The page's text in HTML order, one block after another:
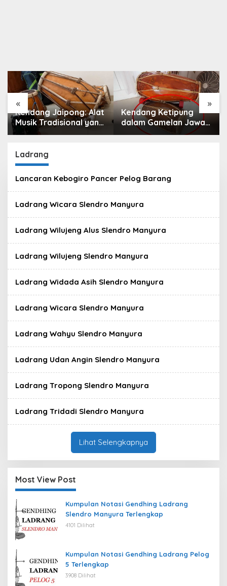
« »
Kendang Jaipong: Alat
Musik Tradisional yang
Memeriahkan Tari
Kendang Ketipung
dalam Gamelan Jawa:
Peran, Fungsi, dan
Ladrang
Lancaran Kebogiro Pancer Pelog Barang
Ladrang Wicara Slendro Manyura
Ladrang Wilujeng Alus Slendro Manyura
Ladrang Wilujeng Slendro Manyura
Ladrang Widada Asih Slendro Manyura
Ladrang Wicara Slendro Manyura
Ladrang Wahyu Slendro Manyura
Ladrang Udan Angin Slendro Manyura
Ladrang Tropong Slendro Manyura
Ladrang Tridadi Slendro Manyura
Lihat Selengkapnya
Most View Post
Kumpulan Notasi Gendhing Ladrang
Slendro Manyura Terlengkap
4101 Dilihat
Kumpulan Notasi Gendhing Ladrang Pelog
5 Terlengkap
3908 Dilihat